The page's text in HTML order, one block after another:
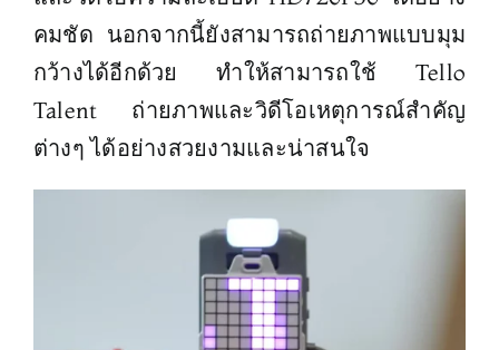
คมชัด นอกจากนี้ยังสามารถถ่ายภาพแบบมุม
กว้างได้อีกด้วย ทำให้สามารถใช้ Tello
Talent ถ่ายภาพและวิดีโอเหตุการณ์สำคัญ
ต่างๆ ได้อย่างสวยงามและน่าสนใจ